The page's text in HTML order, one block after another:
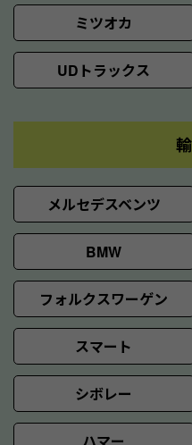
ミツオカ
UDトラックス
メルセデスベンツ
BMW
フォルクスワーゲン
スマート
シボレー
ハマー